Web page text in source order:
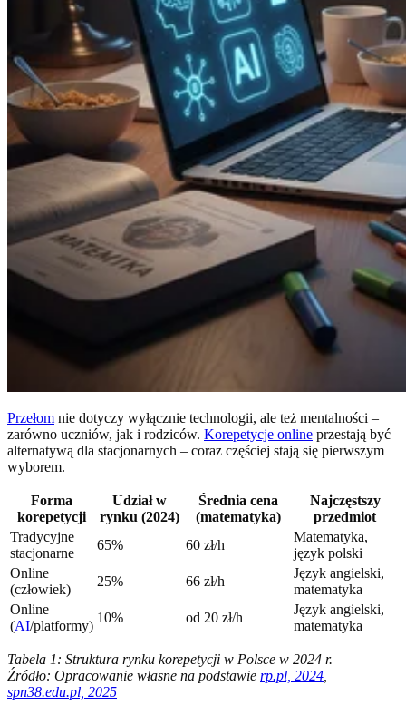
Przełom nie dotyczy wyłącznie technologii, ale też mentalności –
zarówno uczniów, jak i rodziców. Korepetycje online przestają być
alternatywą dla stacjonarnych – coraz częściej stają się pierwszym
wyborem.
Forma
korepetycji
Udział w
rynku (2024)
Średnia cena
(matematyka)
Najczęstszy
przedmiot
Tradycyjne
stacjonarne
65% 60 zł/h
Matematyka,
język polski
Online
(człowiek)
25% 66 zł/h
Język angielski,
matematyka
Online
(AI/platformy)
10% od 20 zł/h
Język angielski,
matematyka
Tabela 1: Struktura rynku korepetycji w Polsce w 2024 r.
Źródło: Opracowanie własne na podstawie rp.pl, 2024
spn38.edu.pl, 2025